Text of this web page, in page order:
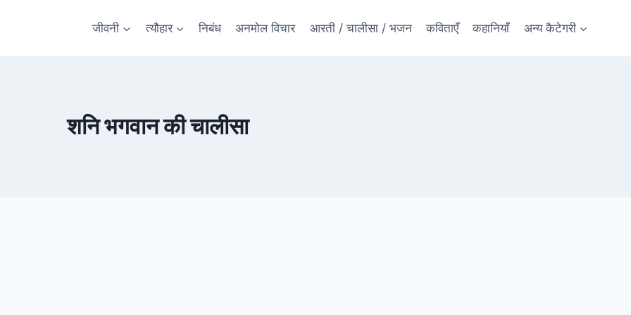
जीवनी त्यौहार निबंध अनमोल विचार आरती / चालीसा / भजन कविताएँ कहानियाँ अन्य कैटेगरी
शनि भगवान की चालीसा